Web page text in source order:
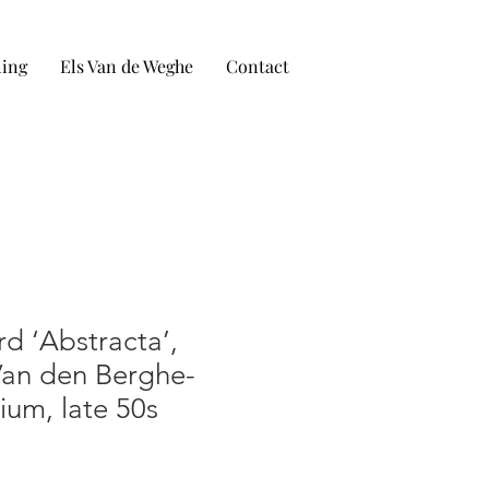
Els Van de Weghe Contact
‘Abstracta’,
den Berghe-
late 50s